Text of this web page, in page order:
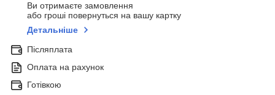
Ви отримаєте замовлення
або гроші повернуться на вашу картку
Детальніше
Післяплата
Оплата на рахунок
Готівкою